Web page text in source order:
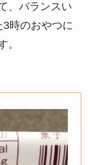
、バランスい
時のおやつに
。